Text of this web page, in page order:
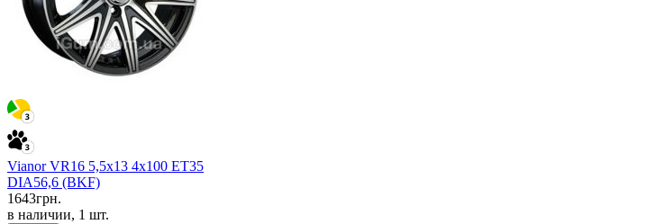
Vianor VR16 5,5x13 4x100 ET35
DIA56,6 (BKF)
1643грн.
в наличии, 1 шт.